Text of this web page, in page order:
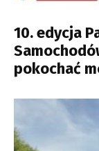
10. edycja
pokochać